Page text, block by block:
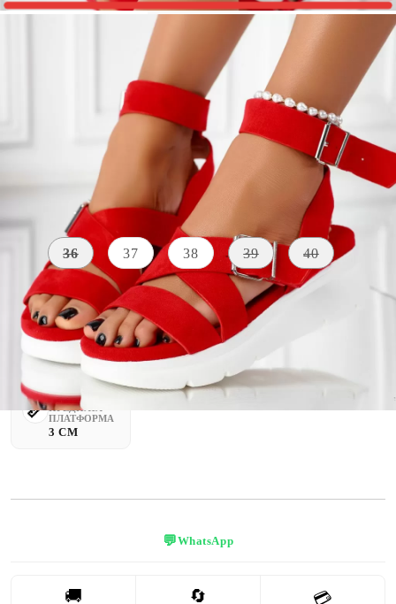
Размер на обувки: Таблица с размери
36 37 38 39 40
ЦВЯТ
червен
МАТЕРИАЛ
Екологична
кожа
ВИСОЧИНА
НА
ПРЕДНАТА
ПЛАТФОРМА
3 CM
Уведомете ме, когато е налично
💬WhatsApp
🚚 🔄 💳